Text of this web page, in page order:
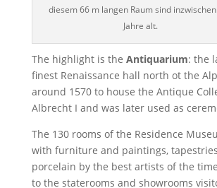
diesem 66 m langen Raum sind
Jahre alt.
The highlight is the Antiquarium: the
finest Renaissance hall north ot the
around 1570 to house the Antique
Albrecht I and was later used as
The 130 rooms of the Residence
with furniture and paintings,
porcelain by the best artists of the
to the staterooms and showrooms